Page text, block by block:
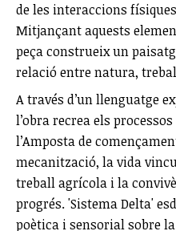
de les interaccions
Mitjançant aquests
peça construeix un
relació entre natura,
A través d’un llenguatge
l’obra recrea els
l’Amposta de
mecanització, la vida
treball agrícola i la
progrés. 'Sistema Delta'
poètica i sensorial sobre